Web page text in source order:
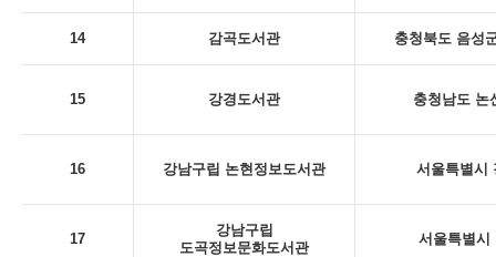
14 감곡도서관 충청북도 음성
15 강경도서관 충청남도 논
16 강남구립 논현정보도서관 서울특별시
17
강남구립
도곡정보문화도서관
서울특별시